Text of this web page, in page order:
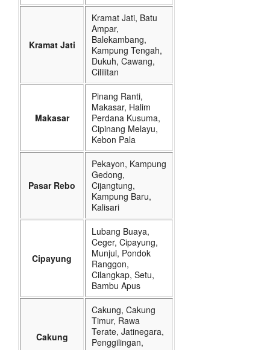
Kramat Jati
Kramat Jati, Batu
Ampar,
Balekambang,
Kampung Tengah,
Dukuh, Cawang,
Cililitan
Makasar
Pinang Ranti,
Makasar, Halim
Perdana Kusuma,
Cipinang Melayu,
Kebon Pala
Pasar Rebo
Pekayon, Kampung
Gedong,
Cijangtung,
Kampung Baru,
Kalisari
Cipayung
Lubang Buaya,
Ceger, Cipayung,
Munjul, Pondok
Ranggon,
Cilangkap, Setu,
Bambu Apus
Cakung
Cakung, Cakung
Timur, Rawa
Terate, Jatinegara,
Penggilingan,